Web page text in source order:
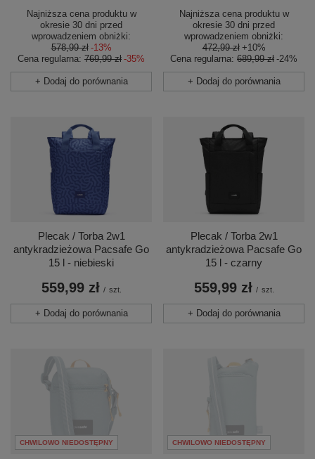
Najniższa cena produktu w
okresie 30 dni przed
wprowadzeniem obniżki:
578,99 zł -13%
Cena regularna: 769,99 zł -35%
+ Dodaj do porównania
Najniższa cena produktu w
okresie 30 dni przed
wprowadzeniem obniżki:
472,99 zł +10%
Cena regularna: 689,99 zł -24%
+ Dodaj do porównania
Plecak / Torba 2w1
antykradzieżowa Pacsafe Go
15 l - niebieski
559,99 zł / szt.
+ Dodaj do porównania
Plecak / Torba 2w1
antykradzieżowa Pacsafe Go
15 l - czarny
559,99 zł / szt.
+ Dodaj do porównania
CHWILOWO NIEDOSTĘPNY CHWILOWO NIEDOSTĘPNY